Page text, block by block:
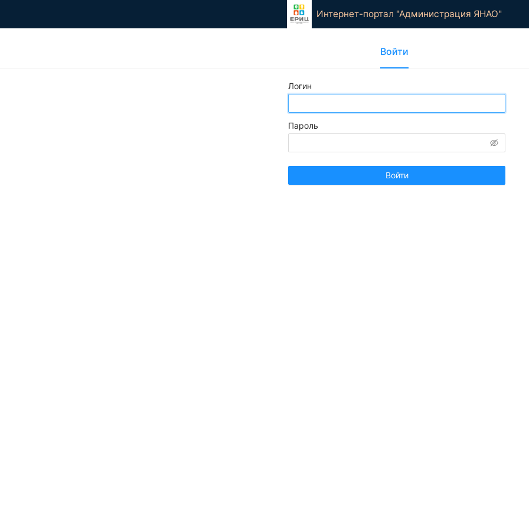
Интернет-портал "Администрация ЯНАО"
Войти
Логин
Пароль
Войти